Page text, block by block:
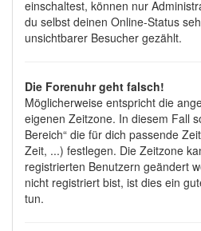
einschaltest, können nur
du selbst deinen Online-Status
unsichtbarer Besucher gezählt.
Die Forenuhr geht falsch!
Möglicherweise entspricht die
eigenen Zeitzone. In diesem Fall
Bereich“ die für dich passende
Zeit, ...) festlegen. Die Zeitzone
registrierten Benutzern geändert
nicht registriert bist, ist dies ein
tun.